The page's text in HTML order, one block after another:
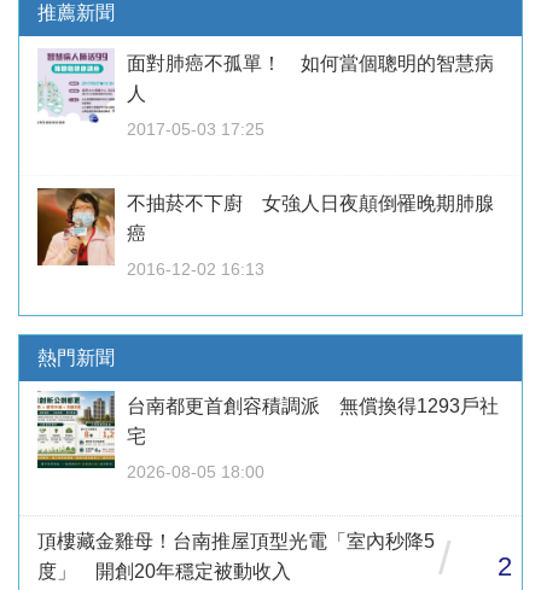
推薦新聞
面對肺癌不孤單！ 如何當個聰明的智慧病
人
2017-05-03 17:25
不抽菸不下廚 女強人日夜顛倒罹晚期肺腺
癌
2016-12-02 16:13
熱門新聞
台南都更首創容積調派 無償換得1293戶社
宅
2026-08-05 18:00
頂樓藏金雞母！台南推屋頂型光電「室內秒降5
度」 開創20年穩定被動收入
/ 2